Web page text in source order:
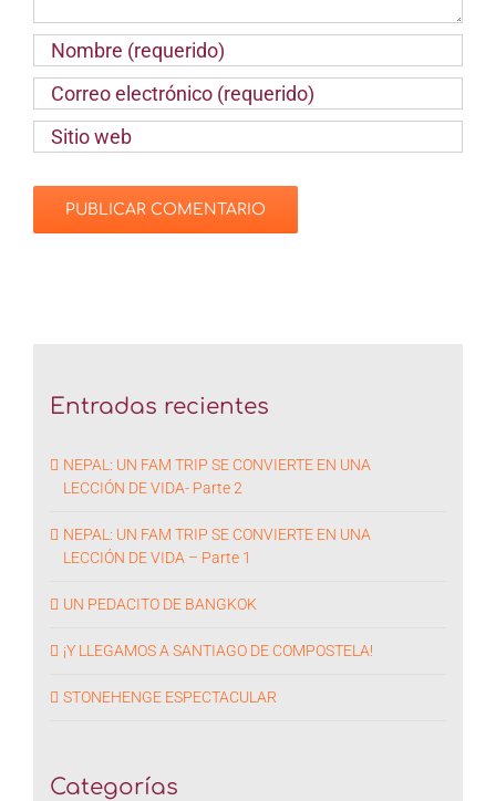
Entradas recientes
NEPAL: UN FAM TRIP SE CONVIERTE EN UNA
LECCIÓN DE VIDA- Parte 2
NEPAL: UN FAM TRIP SE CONVIERTE EN UNA
LECCIÓN DE VIDA – Parte 1
UN PEDACITO DE BANGKOK
¡Y LLEGAMOS A SANTIAGO DE COMPOSTELA!
STONEHENGE ESPECTACULAR
Categorías